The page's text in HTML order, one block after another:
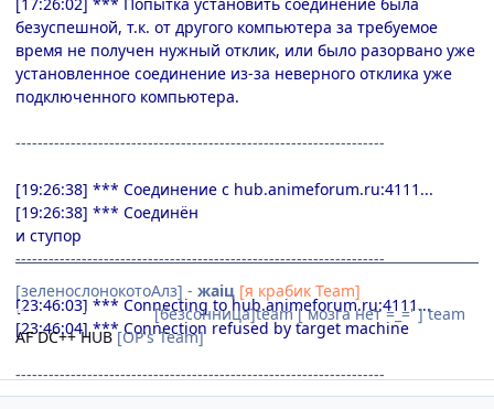
[17:26:02] *** Попытка установить соединение была
безуспешной, т.к. от другого компьютера за требуемое
время не получен нужный отклик, или было разорвано уже
установленное соединение из-за неверного отклика уже
подключенного компьютера.
-------------------------------------------------------------------
[19:26:38] *** Соединение с hub.animeforum.ru:4111...
[19:26:38] *** Соединён
и ступор
-------------------------------------------------------------------
[23:46:03] *** Connecting to hub.animeforum.ru:4111...
[23:46:04] *** Connection refused by target machine
-------------------------------------------------------------------
[зеленослонокотоАлз] - жаiц [я крабик Team]
[Невидимки]team[безсонница]team [ мозга нет =_=' ] team
AF DC++ HUB [OP's Team]